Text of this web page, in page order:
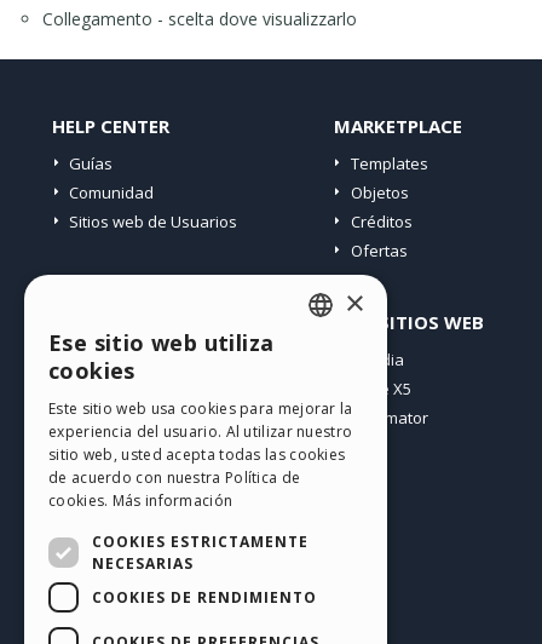
Collegamento - scelta dove visualizzarlo
HELP CENTER
Guías
Comunidad
Sitios web de Usuarios
MARKETPLACE
Templates
Objetos
Créditos
Ofertas
Mis post
Mis download
Espacio Web
Mis Créditos
OTROS SITIOS WEB
Incomedia
WebSite X5
WebAnimator
Español
GERMAN
SPANISH
RUSSIAN
FRENCH
×
Ese sitio web utiliza
cookies
Este sitio web usa cookies para mejorar la
experiencia del usuario. Al utilizar nuestro
sitio web, usted acepta todas las cookies
de acuerdo con nuestra Política de
cookies. Más información
COOKIES ESTRICTAMENTE
NECESARIAS
COOKIES DE RENDIMIENTO